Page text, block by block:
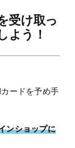
受け取っ
よう！
ードを予め手
ンショップに